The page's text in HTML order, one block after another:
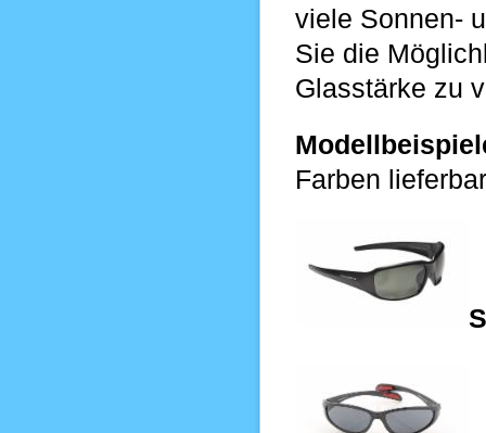
viele Sonnen-
Sie die
Glasstärke zu
Farben